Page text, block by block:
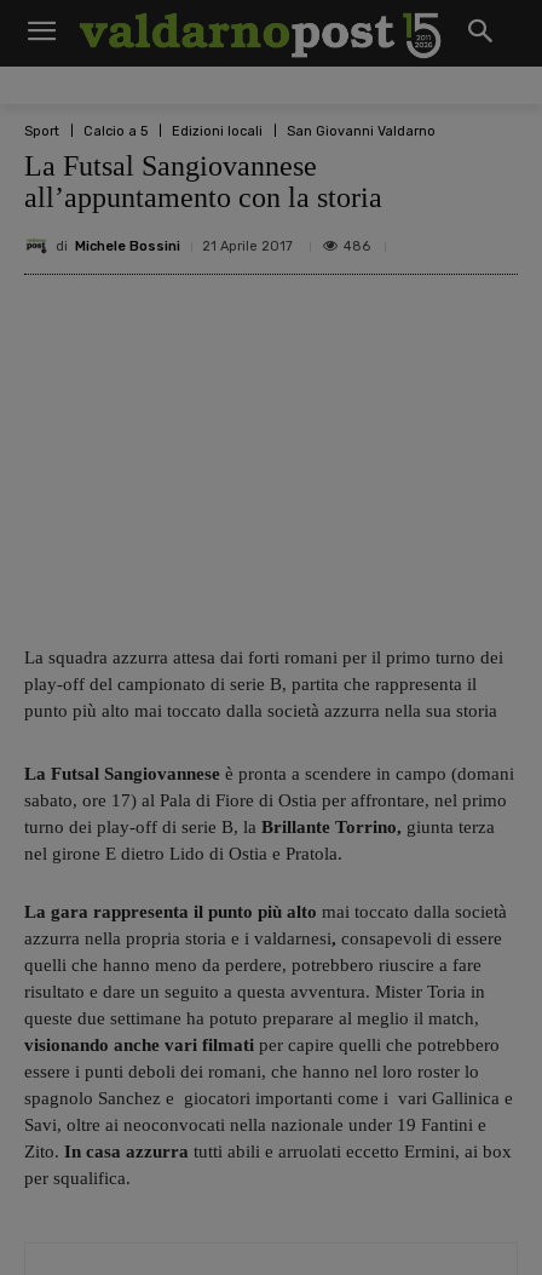
Sport Calcio a 5 Edizioni locali San Giovanni Valdarno
La Futsal Sangiovannese
all’appuntamento con la storia
di Michele Bossini 21 Aprile 2017 486
La squadra azzurra attesa dai forti romani per il primo turno dei
play-off del campionato di serie B, partita che rappresenta il
punto più alto mai toccato dalla società azzurra nella sua storia
La Futsal Sangiovannese è pronta a scendere in campo (domani
sabato, ore 17) al Pala di Fiore di Ostia per affrontare, nel primo
turno dei play-off di serie B, la Brillante Torrino, giunta terza
nel girone E dietro Lido di Ostia e Pratola.
La gara rappresenta il punto più alto mai toccato dalla società
azzurra nella propria storia e i valdarnesi, consapevoli di essere
quelli che hanno meno da perdere, potrebbero riuscire a fare
risultato e dare un seguito a questa avventura. Mister Toria in
queste due settimane ha potuto preparare al meglio il match,
visionando anche vari filmati per capire quelli che potrebbero
essere i punti deboli dei romani, che hanno nel loro roster lo
spagnolo Sanchez e giocatori importanti come i vari Gallinica e
Savi, oltre ai neoconvocati nella nazionale under 19 Fantini e
Zito. In casa azzurra tutti abili e arruolati eccetto Ermini, ai box
per squalifica.